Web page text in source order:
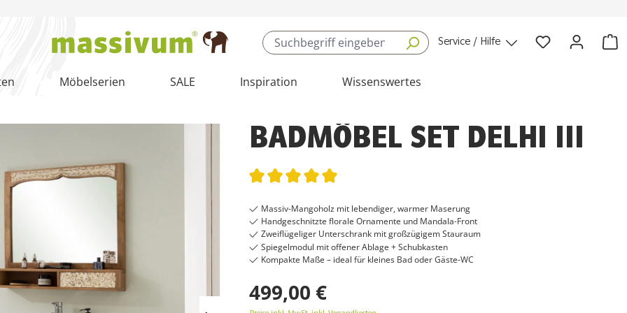
Service / Hilfe
Möbelserien SALE Inspiration
Wissenswertes
BADMÖBEL SET DELHI III
Massiv-Mangoholz mit lebendiger, warmer Maserung
Handgeschnitzte florale Ornamente und Mandala-Front
Zweiflügeliger Unterschrank mit großzügigem Stauraum
Spiegelmodul mit offener Ablage + Schubkasten
Kompakte Maße – ideal für kleines Bad oder Gäste-WC
499,00 €